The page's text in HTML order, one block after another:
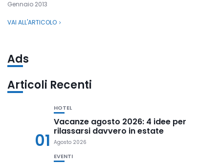
Gennaio 2013
VAI ALL'ARTICOLO
Ads
Articoli Recenti
01
HOTEL
Vacanze agosto 2026: 4 idee per
rilassarsi davvero in estate
Agosto 2026
EVENTI